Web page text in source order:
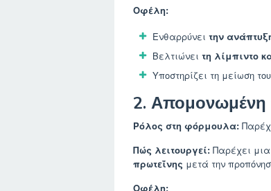
Οφέλη:
Ενθαρρύνει την
Βελτιώνει τη λίμπιντο
Υποστηρίζει τη μείωση
2. Απομονωμένη
Ρόλος στη φόρμουλα:
Πώς λειτουργεί: Παρέχει
πρωτεΐνης μετά την
Οφέλη: